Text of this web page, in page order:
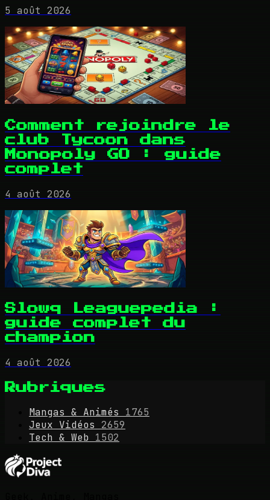
5 août 2026
Comment rejoindre le
club Tycoon dans
Monopoly GO : guide
complet
4 août 2026
Slowq Leaguepedia :
guide complet du
champion
4 août 2026
Rubriques
Mangas & Animés
1765
Jeux Vidéos
2659
Tech & Web 1502